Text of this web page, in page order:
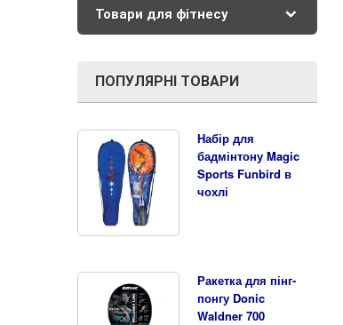
Товари для фітнесу
ПОПУЛЯРНІ ТОВАРИ
Набір для
бадмінтону Magic
Sports Funbird в
чохлі
Ракетка для пінг-
понгу Donic
Waldner 700